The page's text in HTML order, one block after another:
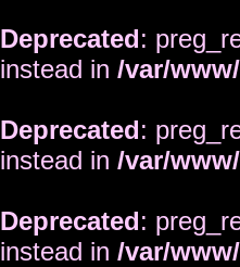
Deprecated:
instead in /var/
Deprecated:
instead in /var/
Deprecated:
instead in /var/